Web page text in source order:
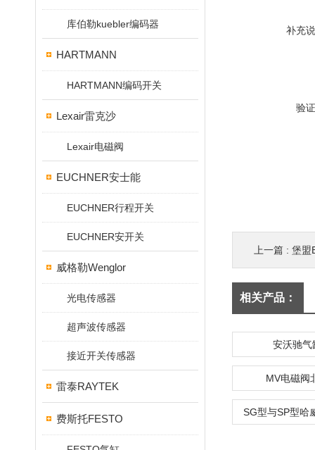
库伯勒kuebler编码器
HARTMANN
HARTMANN编码开关
Lexair雷克沙
Lexair电磁阀
EUCHNER安士能
EUCHNER行程开关
EUCHNER安开关
威格勒Wenglor
光电传感器
超声波传感器
接近开关传感器
雷泰RAYTEK
费斯托FESTO
补充
验
上一篇 : 堡盟
相关产品：
安沃驰气
MV电磁阀
SG型与SP型哈